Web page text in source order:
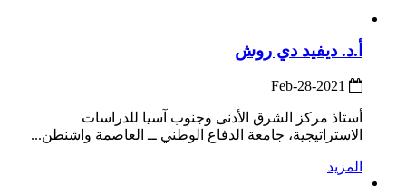
أ.د. ديفيد دي روش
أستاذ مركز الشرق الأدنى وجنوب آسيا للدراسات
الاستراتيجية، جامعة الدفاع الوطني ــ العاصمة واشنطن...
المزيد